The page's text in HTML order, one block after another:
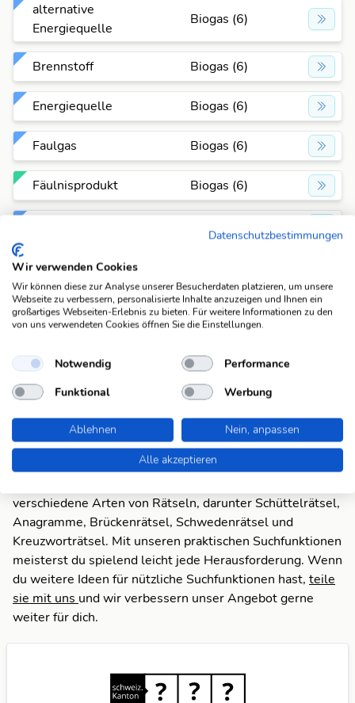
alternative
Energiequelle
Biogas (6)
Brennstoff Biogas (6)
Energiequelle Biogas (6)
Faulgas Biogas (6)
Fäulnisprodukt Biogas (6)
natürlicher Brennstoff
natürlicher
Energieträger
Biogas (6)
natürliches
Biogas (6)
organ. Heizmaterial Biogas (6)
verschiedene Arten von Rätseln, darunter Schüttelrätsel,
Anagramme, Brückenrätsel, Schwedenrätsel und
Kreuzworträtsel. Mit unseren praktischen Suchfunktionen
meisterst du spielend leicht jede Herausforderung. Wenn
du weitere Ideen für nützliche Suchfunktionen hast, teile
sie mit uns und wir verbessern unser Angebot gerne
weiter für dich.
Datenschutzbestimmungen
Wir verwenden Cookies
Wir können diese zur Analyse unserer Besucherdaten platzieren, um unsere
Webseite zu verbessern, personalisierte Inhalte anzuzeigen und Ihnen ein
großartiges Webseiten-Erlebnis zu bieten. Für weitere Informationen zu den
von uns verwendeten Cookies öffnen Sie die Einstellungen.
Notwendig
Performance
Funktional
Werbung
Ablehnen
Nein, anpassen
Alle akzeptieren